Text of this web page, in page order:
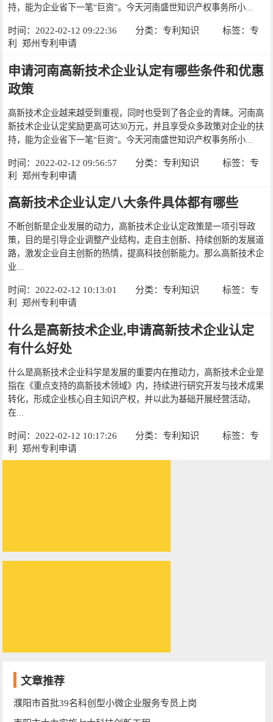
持，能为企业省下一笔“巨资”。今天河南盛世知识产权事务所小...
时间：2022-02-12 09:22:36 分类：专利知识 标签： 专
利
郑州专利申请
申请河南高新技术企业认定有哪些条件和优惠
政策
高新技术企业越来越受到重视，同时也受到了各企业的青睐。河南高
新技术企业认定奖励更高可达30万元，并且享受众多政策对企业的扶
持，能为企业省下一笔“巨资”。今天河南盛世知识产权事务所小...
时间：2022-02-12 09:56:57 分类：专利知识 标签： 专
利
郑州专利申请
高新技术企业认定八大条件具体都有哪些
不断创新是企业发展的动力，高新技术企业认定政策是一项引导政
策，目的是引导企业调整产业结构，走自主创新、持续创新的发展道
路，激发企业自主创新的热情，提高科技创新能力。那么高新技术企
业...
时间：2022-02-12 10:13:01 分类：专利知识 标签： 专
利
郑州专利申请
什么是高新技术企业,申请高新技术企业认定
有什么好处
什么是高新技术企业科学是发展的重要内在推动力，高新技术企业是
指在《重点支持的高新技术领域》内，持续进行研究开发与技术成果
转化，形成企业核心自主知识产权，并以此为基础开展经营活动，
在...
时间：2022-02-12 10:17:26 分类：专利知识 标签： 专
利
郑州专利申请
文章推荐
濮阳市首批39名科创型小微企业服务专员上岗